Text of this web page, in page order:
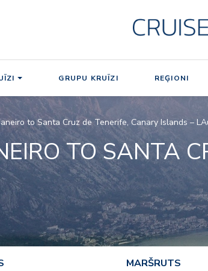
GRUPU KRUĪZI REĢIONI
to Santa Cruz de Tenerife, Canary Islands –
TO SANTA
MARŠRUTS